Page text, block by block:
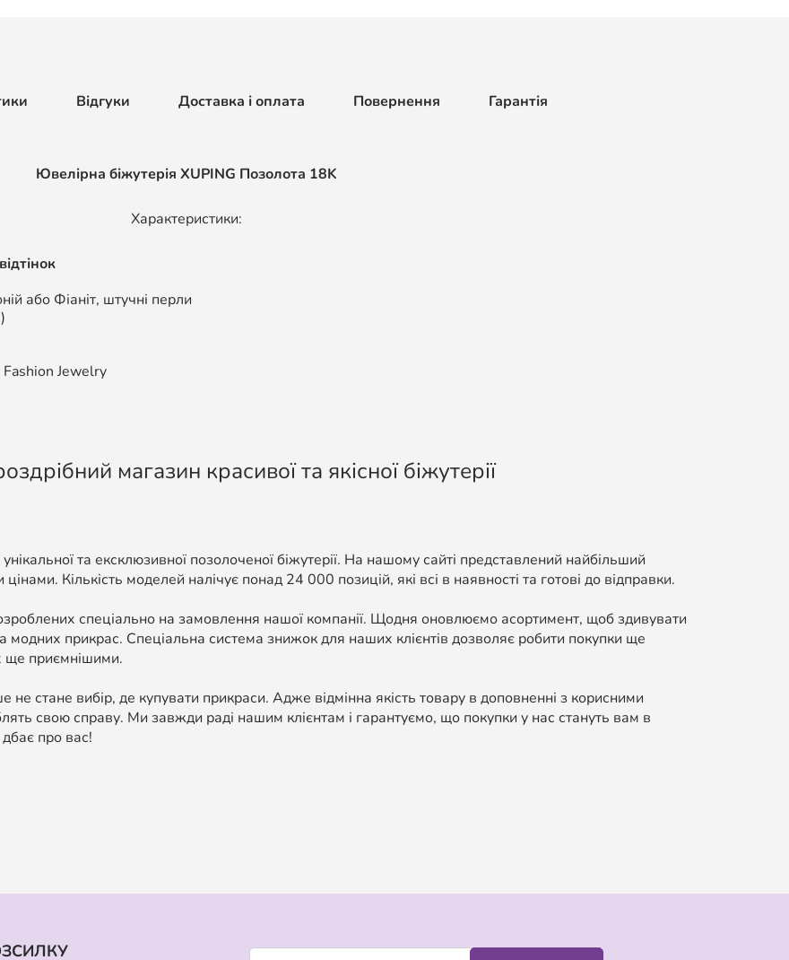
Відгуки Доставка і оплата Повернення Гарантія
Ювелірна біжутерія XUPING Позолота 18K
Характеристики:
або Фіаніт, штучні перли
Jewelry
магазин красивої та якісної біжутерії
та ексклюзивної позолоченої біжутерії. На нашому сайті представлений найбільший
Кількість моделей налічує понад 24 000 позицій, які всі в наявності та готові до відправки.
спеціально на замовлення нашої компанії. Щодня оновлюємо асортимент, щоб здивувати
модних прикрас. Спеціальна система знижок для наших клієнтів дозволяє робити покупки ще
ще приємнішими.
стане вибір, де купувати прикраси. Адже відмінна якість товару в доповненні з корисними
свою справу. Ми завжди раді нашим клієнтам і гарантуємо, що покупки у нас стануть вам в
про вас!